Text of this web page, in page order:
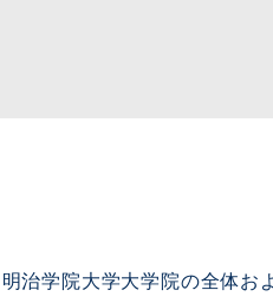
治学院大学大学院の全体お